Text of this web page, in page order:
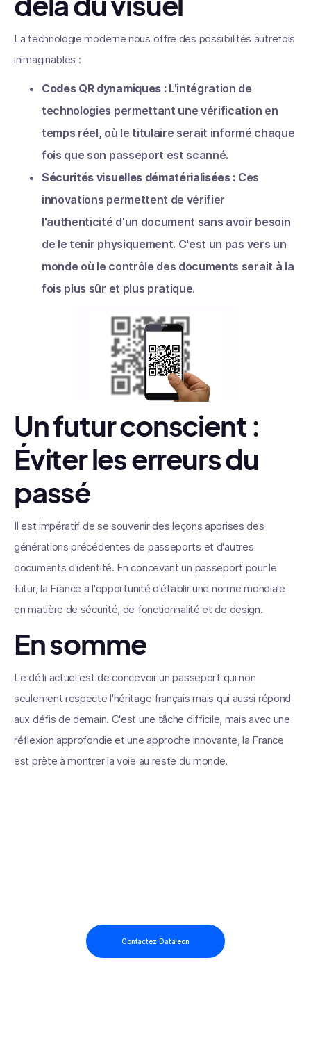
La technologie moderne nous offre des possibilités autrefois
inimaginables :
Codes QR dynamiques :L'intégration de
technologies permettant une vérification en
temps réel, où le titulaire serait informé chaque
fois que son passeport est scanné.
Sécurités visuelles dématérialisées : Ces
innovations permettent de vérifier
l'authenticité d'un document sans avoir besoin
de le tenir physiquement. C'est un pas vers un
monde où le contrôle des documents serait à la
fois plus sûr et plus pratique.
Un futur conscient :
Éviter les erreurs du
passé
Il est impératif de se souvenir des leçons apprises des
générations précédentes de passeports et d'autres
documents d'identité. En concevant un passeport pour le
futur, la France a l'opportunité d'établir une norme mondiale
en matière de sécurité, de fonctionnalité et de design.
En somme
Le défi actuel est de concevoir un passeport qui non
seulement respecte l'héritage français mais qui aussi répond
aux défis de demain. C'est une tâche difficile, mais avec une
réflexion approfondie et une approche innovante, la France
est prête à montrer la voie au reste du monde.
Contactez Dataleon